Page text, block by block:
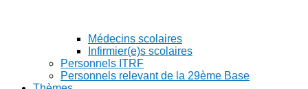
Médecins scolaires
Infirmier(e)s scolaires
Personnels ITRF
Personnels relevant de la 29ème Base